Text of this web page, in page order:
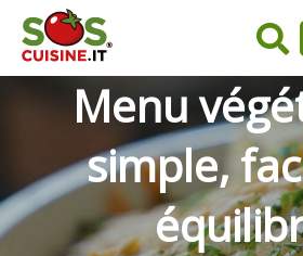
Menu
simple,